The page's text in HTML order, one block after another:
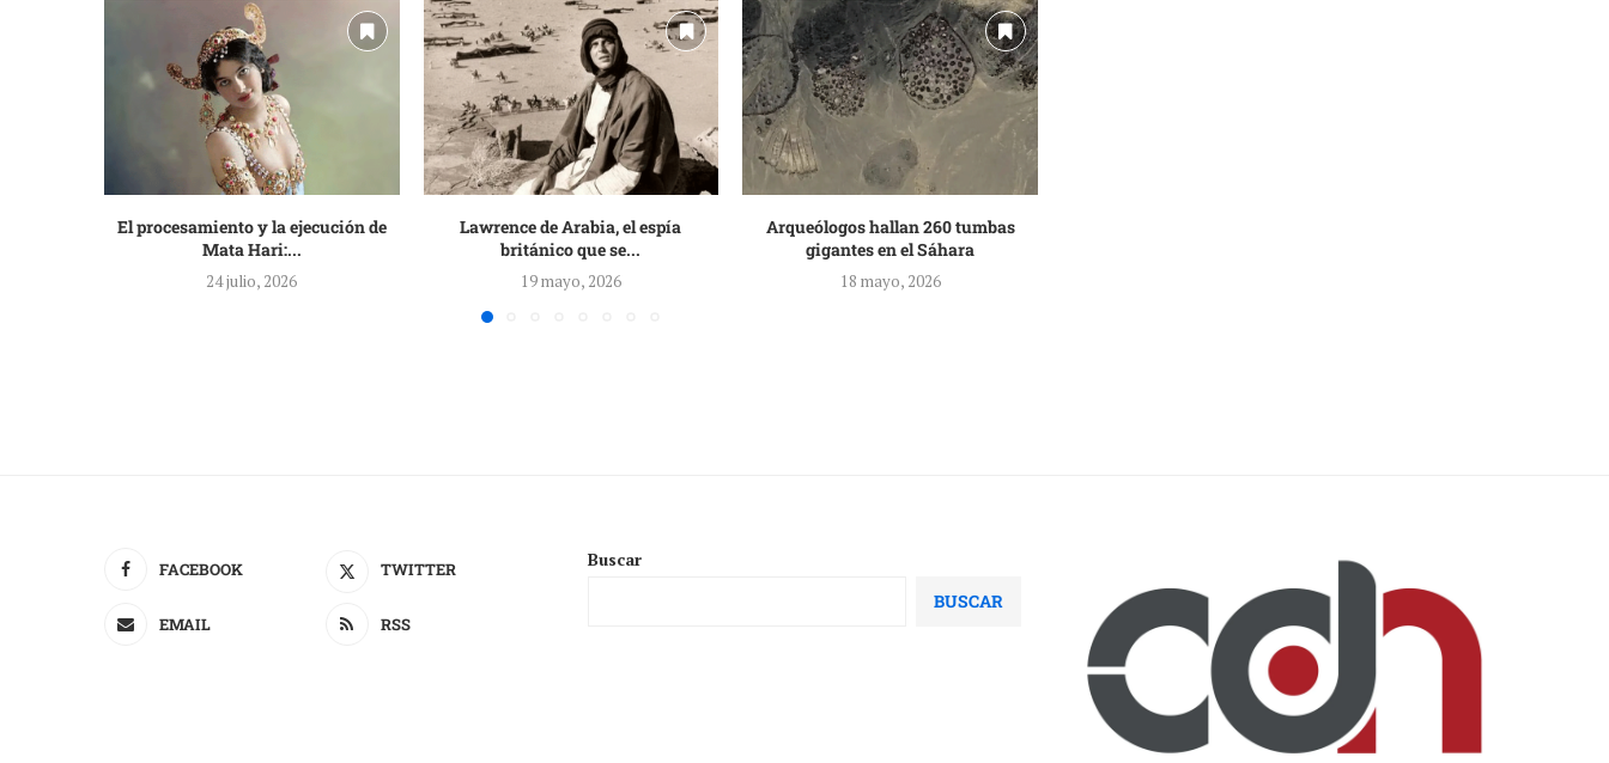
El procesamiento y la ejecución de
Mata Hari:...
24 julio, 2026
Lawrence de Arabia, el espía
británico que se...
19 mayo, 2026
Arqueólogos hallan 260 tumbas
gigantes en el Sáhara
18 mayo, 2026
FACEBOOK TWITTER
EMAIL RSS
Buscar
BUSCAR